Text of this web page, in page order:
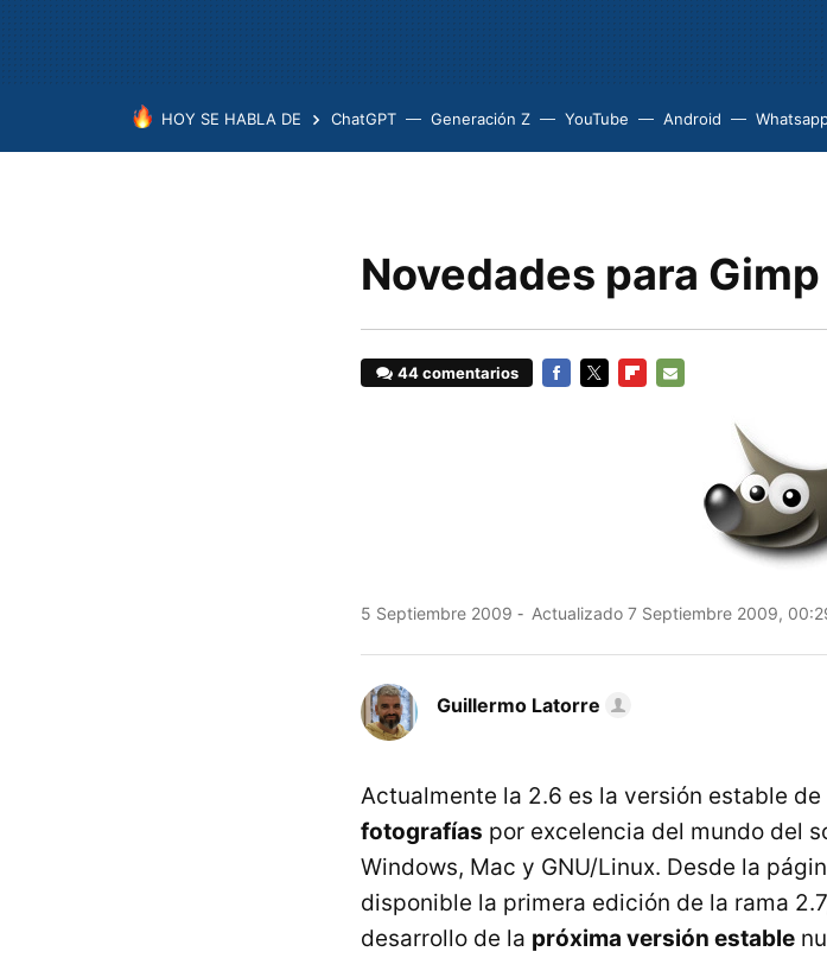
HOY SE HABLA DE ChatGPT Generación Z YouTube Android
Novedades para
44 comentarios
5 Septiembre 2009 Actualizado 7 Septiembre 2009,
Guillermo Latorre
Actualmente la 2.6 es la versión estable de
fotografías por excelencia del mundo del
Windows, Mac y GNU/Linux. Desde la
disponible la primera edición de la rama
desarrollo de la próxima versión estable